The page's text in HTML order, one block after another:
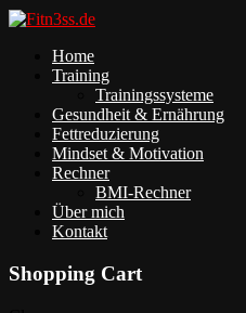
Home
Training
Trainingssysteme
Gesundheit & Ernährung
Fettreduzierung
Mindset & Motivation
Rechner
BMI-Rechner
Über mich
Kontakt
Shopping Cart